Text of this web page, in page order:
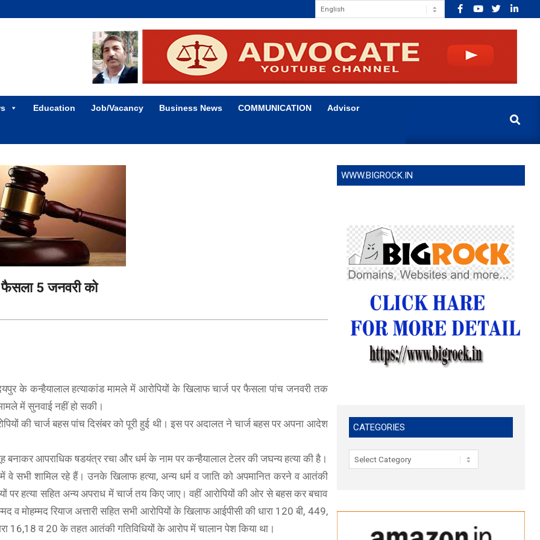
Education Job/Vacancy Business News COMMUNICATION Advisor
Search
फैसला 5 जनवरी को
के कन्हैयालाल हत्याकांड मामले में आरोपियों के खिलाफ चार्ज पर फैसला पांच जनवरी तक
में सुनवाई नहीं हो सकी।
की चार्ज बहस पांच दिसंबर को पूरी हुई थी। इस पर अदालत ने चार्ज बहस पर अपना आदेश
आपराधिक षडयंत्र रचा और धर्म के नाम पर कन्हैयालाल टेलर की जघन्य हत्या की है।
सभी शामिल रहे हैं। उनके खिलाफ हत्या, अन्य धर्म व जाति को अपमानित करने व आतंकी
पर हत्या सहित अन्य अपराध में चार्ज तय किए जाए। वहीं आरोपियों की ओर से बहस कर बचाव
मोहम्मद रियाज अत्तारी सहित सभी आरोपियों के खिलाफ आईपीसी की धारा 120 बी, 449,
16,18 व 20 के तहत आतंकी गतिविधियों के आरोप में चालान पेश किया था।
WWW.BIGROCK.IN
CATEGORIES
Categories